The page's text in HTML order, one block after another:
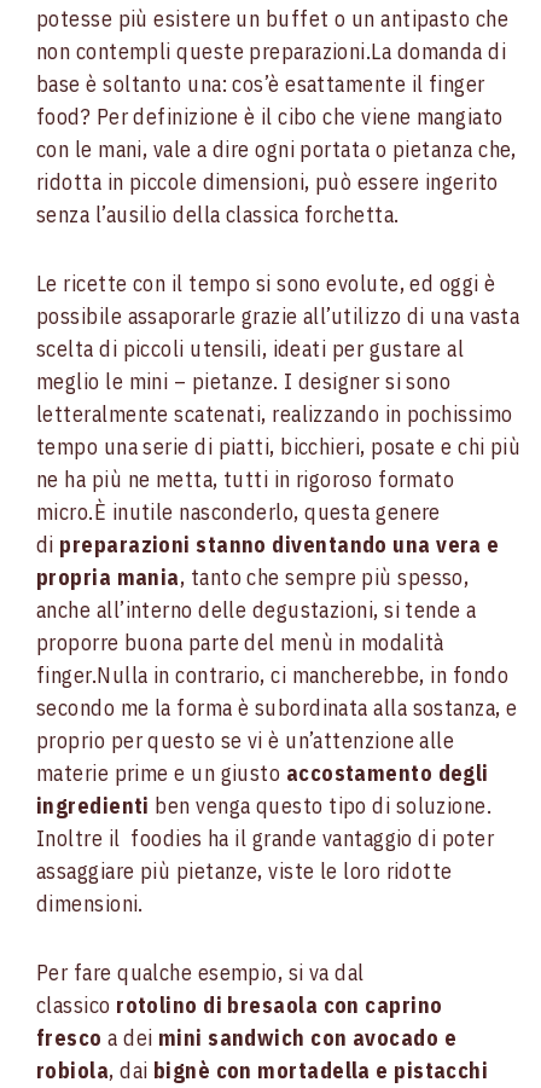
potesse più esistere un buffet o un antipasto che
non contempli queste preparazioni.La domanda di
base è soltanto una: cos’è esattamente il finger
food? Per definizione è il cibo che viene mangiato
con le mani, vale a dire ogni portata o pietanza che,
ridotta in piccole dimensioni, può essere ingerito
senza l’ausilio della classica forchetta.
Le ricette con il tempo si sono evolute, ed oggi è
possibile assaporarle grazie all’utilizzo di una vasta
scelta di piccoli utensili, ideati per gustare al
meglio le mini – pietanze. I designer si sono
letteralmente scatenati, realizzando in pochissimo
tempo una serie di piatti, bicchieri, posate e chi più
ne ha più ne metta, tutti in rigoroso formato
micro.È inutile nasconderlo, questa genere
di preparazioni stanno diventando una vera e
propria mania, tanto che sempre più spesso,
anche all’interno delle degustazioni, si tende a
proporre buona parte del menù in modalità
finger.Nulla in contrario, ci mancherebbe, in fondo
secondo me la forma è subordinata alla sostanza, e
proprio per questo se vi è un’attenzione alle
materie prime e un giusto accostamento degli
ingredienti ben venga questo tipo di soluzione.
Inoltre il foodies ha il grande vantaggio di poter
assaggiare più pietanze, viste le loro ridotte
dimensioni.
Per fare qualche esempio, si va dal
classico rotolino di bresaola con caprino
frescoa dei mini sandwich con avocado e
robiola, dai bignè con mortadella e pistacchi